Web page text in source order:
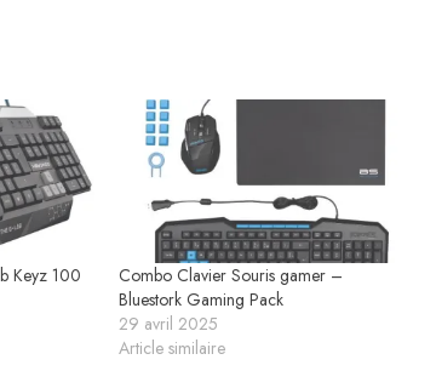
Keyz 100
Combo Clavier Souris gamer –
Bluestork Gaming Pack
29 avril 2025
Article similaire